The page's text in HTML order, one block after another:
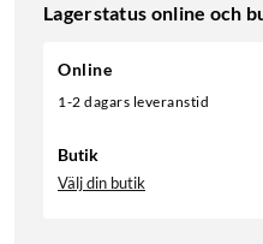
Lagerstatus online och
Online
1-2 dagars leveranstid
Butik
Välj din butik